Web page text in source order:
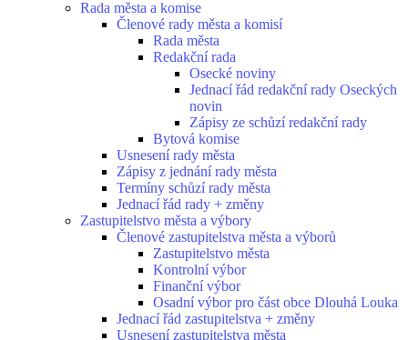
Rada města a komise
Členové rady města a komisí
Rada města
Redakční rada
Osecké noviny
Jednací řád redakční rady Oseckých
novin
Zápisy ze schůzí redakční rady
Bytová komise
Usnesení rady města
Zápisy z jednání rady města
Termíny schůzí rady města
Jednací řád rady + změny
Zastupitelstvo města a výbory
Členové zastupitelstva města a výborů
Zastupitelstvo města
Kontrolní výbor
Finanční výbor
Osadní výbor pro část obce Dlouhá Louka
Jednací řád zastupitelstva + změny
Usnesení zastupitelstva města